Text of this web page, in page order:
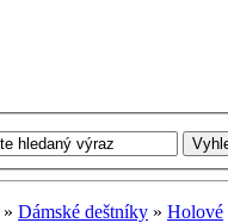
» Dámské deštníky » Holové